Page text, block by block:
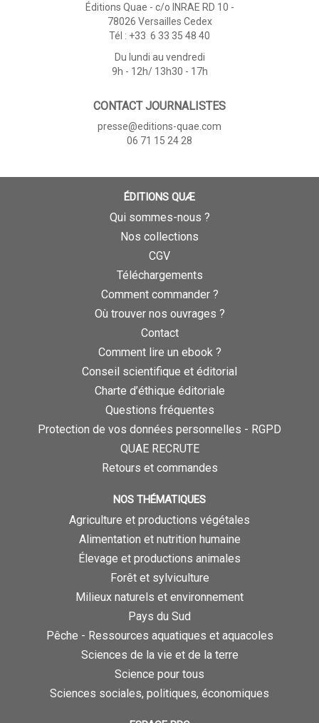
Éditions Quae - c/o INRAE RD 10 -
78026 Versailles Cedex
Tél : +33 6 33 35 48 40
Du lundi au vendredi
9h - 12h/ 13h30 - 17h
CONTACT JOURNALISTES
presse@editions-quae.com
06 71 15 24 28
ÉDITIONS QUÆ
Qui sommes-nous ?
Nos collections
CGV
Téléchargements
Comment commander ?
Où trouver nos ouvrages ?
Contact
Comment lire un ebook ?
Conseil scientifique et éditorial
Charte d’éthique éditoriale
Questions fréquentes
Protection de vos données personnelles - RGPD
QUAE RECRUTE
Retours et commandes
NOS THÉMATIQUES
Agriculture et productions végétales
Alimentation et nutrition humaine
Élevage et productions animales
Forêt et sylviculture
Milieux naturels et environnement
Pays du Sud
Pêche - Ressources aquatiques et aquacoles
Sciences de la vie et de la terre
Science pour tous
Sciences sociales, politiques, économiques